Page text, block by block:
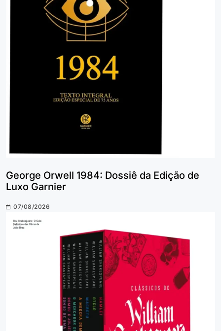
George Orwell 1984: Dossiê da Edição de
Luxo Garnier
07/08/2026